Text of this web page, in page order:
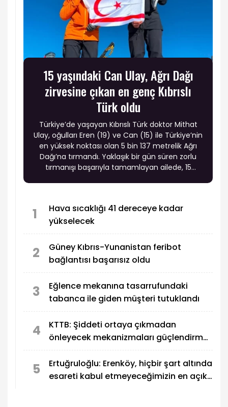
15 yaşındaki Can Ulay, Ağrı Dağı
zirvesine çıkan en genç Kıbrıslı
Türk oldu
Türkiye’de yaşayan Kıbrıslı Türk doktor Mithat
Ulay, oğulları Eren (19) ve Can (15) ile Türkiye’nin
en yüksek noktası olan 5 bin 137 metrelik Ağrı
Dağı’na tırmandı. Yaklaşık bir gün süren zorlu
tırmanışı başarıyla tamamlayan ailede, 15
1
Hava sıcaklığı 41 dereceye kadar
yükselecek
2
Güney Kıbrıs-Yunanistan feribot
bağlantısı başarısız oldu
3
Eğlence mekanına tasarrufundaki
tabanca ile giden müşteri tutuklandı
4
KTTB: Şiddeti ortaya çıkmadan
önleyecek mekanizmaları güçlendirmek
5
Ertuğruloğlu: Erenköy, hiçbir şart altında
esareti kabul etmeyeceğimizin en açık